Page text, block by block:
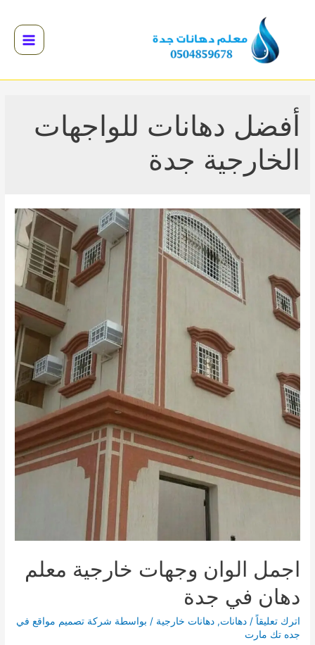
Main
أفضل دهانات للواجهات
الخارجية جدة
اجمل الوان وجهات خارجية معلم
دهان في جدة
اترك تعليقاً /دهانات,دهانات خارجية / بواسطة شركة تصميم مواقع في
جده تك مارت
القائمة
القائمة
القائمة
القائمة